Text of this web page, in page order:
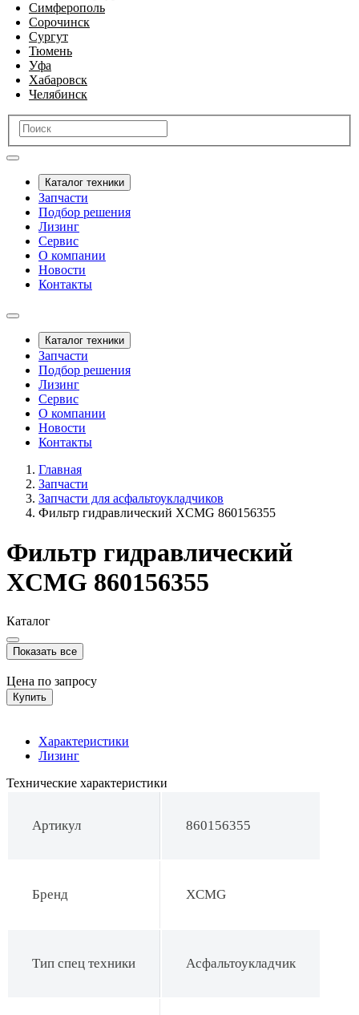
Симферополь
Сорочинск
Сургут
Тюмень
Уфа
Хабаровск
Челябинск
Каталог техники
Запчасти
Подбор решения
Лизинг
Сервис
О компании
Новости
Контакты
Каталог техники
Запчасти
Подбор решения
Лизинг
Сервис
О компании
Новости
Контакты
Главная
Запчасти
Запчасти для асфальтоукладчиков
Фильтр гидравлический XCMG 860156355
Фильтр гидравлический
XCMG 860156355
Каталог
Показать все
Цена по запросу
Купить
Характеристики
Лизинг
Технические характеристики
Артикул 860156355
Бренд XCMG
Тип спец техники Асфальтоукладчик